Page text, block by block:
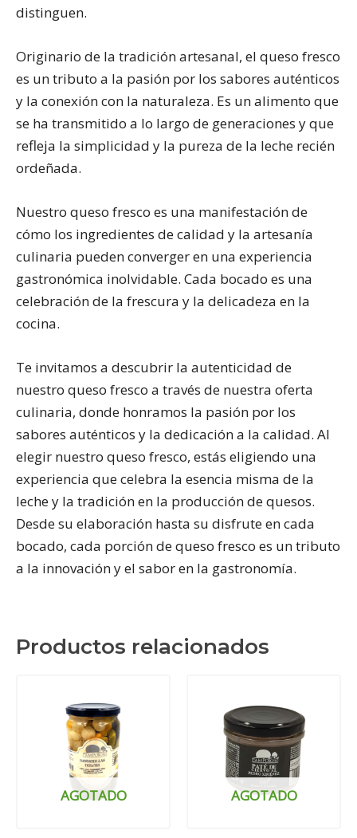
distinguen.
Originario de la tradición artesanal, el queso fresco
es un tributo a la pasión por los sabores auténticos
y la conexión con la naturaleza. Es un alimento que
se ha transmitido a lo largo de generaciones y que
refleja la simplicidad y la pureza de la leche recién
ordeñada.
Nuestro queso fresco es una manifestación de
cómo los ingredientes de calidad y la artesanía
culinaria pueden converger en una experiencia
gastronómica inolvidable. Cada bocado es una
celebración de la frescura y la delicadeza en la
cocina.
Te invitamos a descubrir la autenticidad de
nuestro queso fresco a través de nuestra oferta
culinaria, donde honramos la pasión por los
sabores auténticos y la dedicación a la calidad. Al
elegir nuestro queso fresco, estás eligiendo una
experiencia que celebra la esencia misma de la
leche y la tradición en la producción de quesos.
Desde su elaboración hasta su disfrute en cada
bocado, cada porción de queso fresco es un tributo
a la innovación y el sabor en la gastronomía.
Productos relacionados
AGOTADO AGOTADO